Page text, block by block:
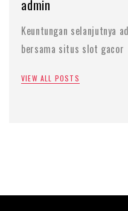
admin
Keuntungan selanjutnya
bersama situs slot gacor
VIEW ALL POSTS